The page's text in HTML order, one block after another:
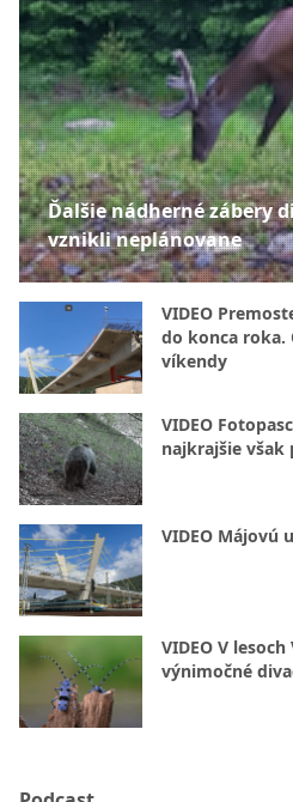
Ďalšie nádherné zábery
vznikli neplánovane
VIDEO
do konca roka.
víkendy
VIDEO
najkrajšie však
VIDEO Májovú
VIDEO V
výnimočné